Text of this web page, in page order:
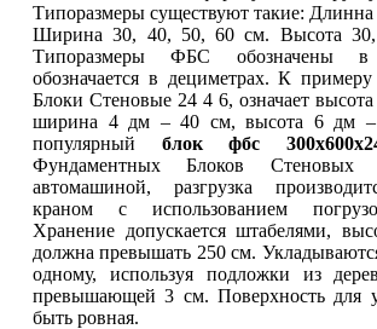
Типоразмеры существуют такие: Длинна
Ширина 30, 40, 50, 60 см. Высота
Типоразмеры ФБС обозначены
обозначается в дециметрах. К
Блоки Стеновые 24 4 6, означает
ширина 4 дм – 40 см, высота 6 дм
популярный блок фбс
Фундаментных Блоков Стеновых
автомашиной, разгрузка
краном с использованием
Хранение допускается штабелями,
должна превышать 250 см.
одному, используя подложки из
превышающей 3 см. Поверхность для
быть ровная.